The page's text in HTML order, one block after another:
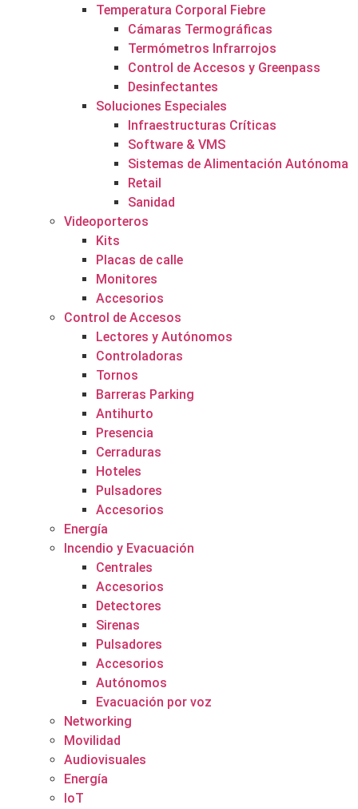
Temperatura Corporal Fiebre
Cámaras Termográficas
Termómetros Infrarrojos
Control de Accesos y Greenpass
Desinfectantes
Soluciones Especiales
Infraestructuras Críticas
Software & VMS
Sistemas de Alimentación Autónoma
Retail
Sanidad
Videoporteros
Kits
Placas de calle
Monitores
Accesorios
Control de Accesos
Lectores y Autónomos
Controladoras
Tornos
Barreras Parking
Antihurto
Presencia
Cerraduras
Hoteles
Pulsadores
Accesorios
Energía
Incendio y Evacuación
Centrales
Accesorios
Detectores
Sirenas
Pulsadores
Accesorios
Autónomos
Evacuación por voz
Networking
Movilidad
Audiovisuales
Energía
IoT